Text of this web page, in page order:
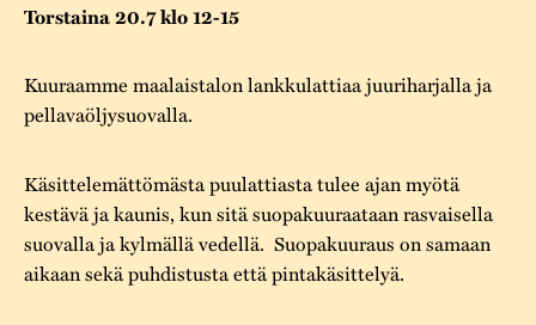
Saavutettavuus
Turvallisuus
Yhteystiedot
Rakennusperintö
Museopedagogiikka
Käsityö
Markkinat
Vuoden Gunnar
Torstaina 20.7 klo 12-15
Kuuraamme maalaistalon lankkulattiaa juuriharjalla ja
pellavaöljysuovalla.
Käsittelemättömästa puulattiasta tulee ajan myötä
kestävä ja kaunis, kun sitä suopakuuraataan rasvaisella
suovalla ja kylmällä vedellä. Suopakuuraus on samaan
aikaan sekä puhdistusta että pintakäsittelyä.